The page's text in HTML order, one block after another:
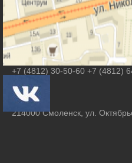
Контакты
Агеева Ольга Михайловна
smolcrtdu@mail.ru
+7 (4812) 30-50-60 +7 (4812)
214000 Смоленск, ул.